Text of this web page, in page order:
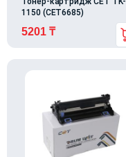
1150 (CET6685)
5201 ₸